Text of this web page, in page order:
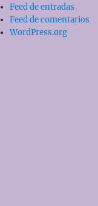
Feed de entradas
Feed de comentarios
WordPress.org